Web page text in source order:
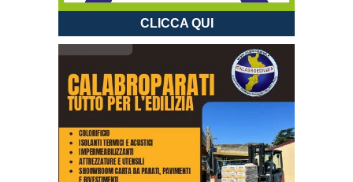
CLICCA QUI